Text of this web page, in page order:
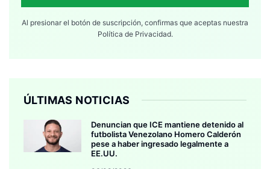
Al presionar el botón de suscripción, confirmas que aceptas nuestra
Política de Privacidad.
ÚLTIMAS NOTICIAS
Denuncian que ICE mantiene detenido al
futbolista Venezolano Homero Calderón
pese a haber ingresado legalmente a
EE.UU.